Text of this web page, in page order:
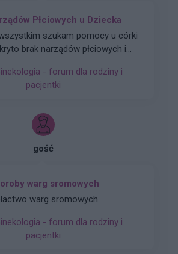
Płciowych u Dziecka
szukam pomocy u córki
brak narządów płciowych i
godnego polecenia nie za
miliony Dziękuję
- forum dla rodziny i
pacjentki
gość
warg sromowych
warg sromowych
- forum dla rodziny i
pacjentki